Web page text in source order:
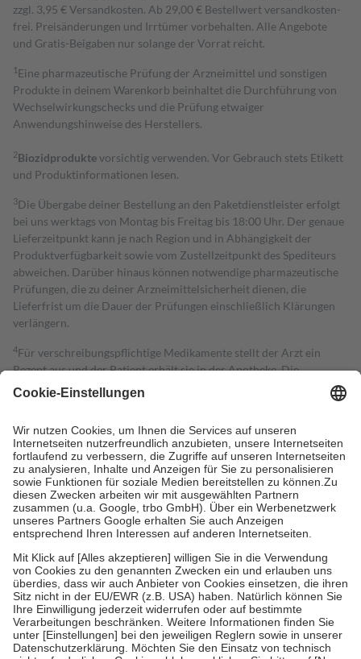
zzgl. 3,95 € Versandkosten. Ab 29,00 € Bestell­wert versand­kosten­
frei. Preisänderungen und Irrtümer vorbehalten. Alle Angebote
und Gratis-Beigaben nur solange der Vorrat reicht.
1 Eine pharmazeutische Prüfung der Arzneimittel und sonstigen
Produkte in deinem Warenkorb beinhaltet die Durchführung von
Wechselwirkungschecks und die Prüfung etwaiger
Anwendungshinweise des Herstellers.
2Biozidproduktevorsichtig verwenden. Vor Gebrauch stets Etikett
und Produktinformationen lesen.
3Die Übergabe deiner Bestellung an den Paketdienstleister erfolgt
bei uns werktags von Montag bis Freitag bis 18:00 Uhr. Der genaue
Lieferzeitpunkt kann je nach Region und in Abhängigkeit der
Produktverfügbarkeit sowie vom Zustellzeitpunkt des Spediteurs
abweichen. Darüber hinaus können notwendige pharmazeutische
Prüfungen, die zu deiner Arzneimittelsicherheit dienen, die
Lieferfrist um die Dauer der Prüfungen einschließlich Klärungen
verlängern.
4Für verschreibungspflichtige Medikamente stellt der Arzt ein
Rezept aus und der Patient erhält sie in der Apotheke. Die
gesetzliche Krankenversicherung übernimmt in der Regel die
Kosten dafür, der Versicherte trägt einen Teil davon als Zuzahlung
Grundsätzlich leisten Mitglieder Zuzahlungen in Höhe von zehn
Prozent des Abgabepreises,mindestens jedochfünf Euround
höchstens zehn Euro.Es sind jedoch nie mehr als die tatsächlichen
Kosten der Leistung zu entrichten.
Diese Regeln gelten grundsätzlich auch für Online-Apotheken.
Bei Heilmitteln und häuslicher Krankenpflege beträgt die
Zuzahlung zehn Prozent der Kosten sowie zehn Euro je
Verordnung.
Um das Engagement der Versicherten für ihre eigene Gesundheit zu
stärken und die besondere Stellung der Familie zu unterstützen,
fallenkeine Zuzahlungenan bei:
• Kindern und Jugendlichen bis zum vollendeten 18. Lebensjahr
mit Ausnahme der Fahrkosten